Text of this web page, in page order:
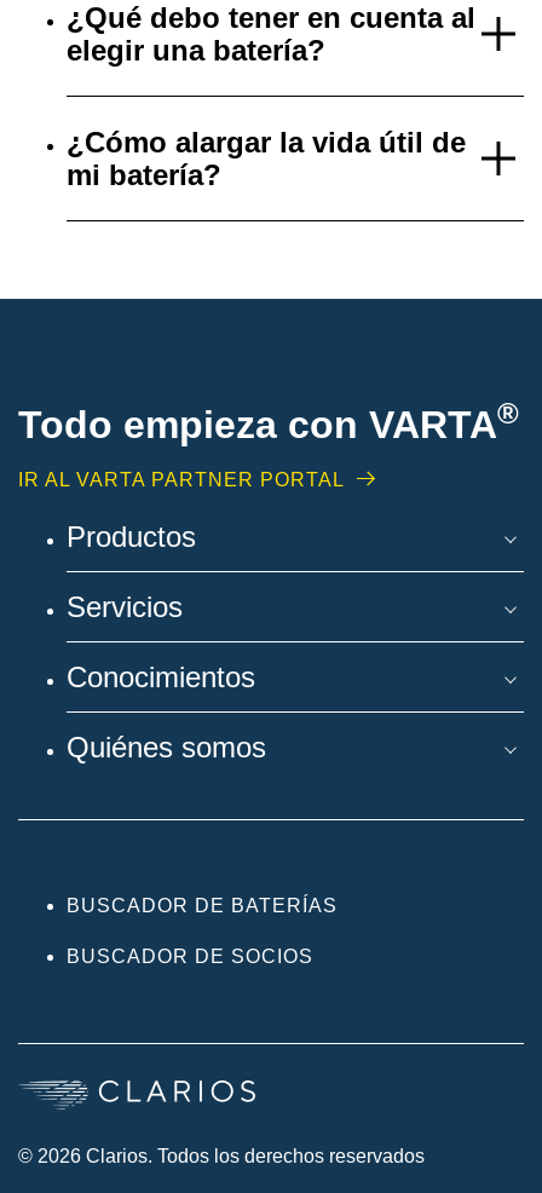
¿Qué debo tener en cuenta al
elegir una batería?
¿Cómo alargar la vida útil de
mi batería?
Todo empieza con VARTA®
IR AL VARTA PARTNER PORTAL
Productos
Servicios
Conocimientos
Quiénes somos
BUSCADOR DE BATERÍAS
BUSCADOR DE SOCIOS
© 2026 Clarios. Todos los derechos reservados